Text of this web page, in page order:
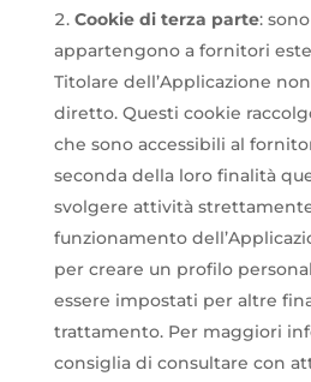
Cookie di terza parte:
appartengono a fornitori
Titolare dell’Applicazione
diretto. Questi cookie
che sono accessibili al
seconda della loro finalità
svolgere attività
funzionamento
per creare un profilo
essere impostati per altre
trattamento. Per maggiori
consiglia di consultare con